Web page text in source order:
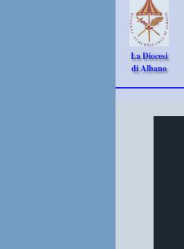
La Diocesi
di Albano